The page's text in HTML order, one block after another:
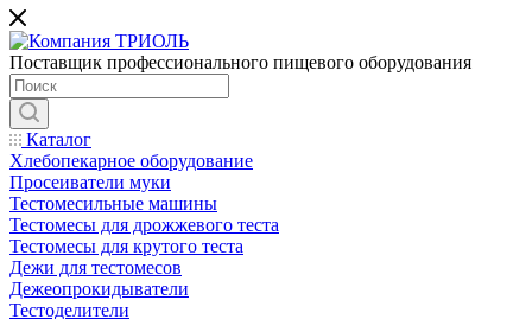
Поставщик профессионального пищевого оборудования
Каталог
Хлебопекарное оборудование
Просеиватели муки
Тестомесильные машины
Тестомесы для дрожжевого теста
Тестомесы для крутого теста
Дежи для тестомесов
Дежеопрокидыватели
Тестоделители